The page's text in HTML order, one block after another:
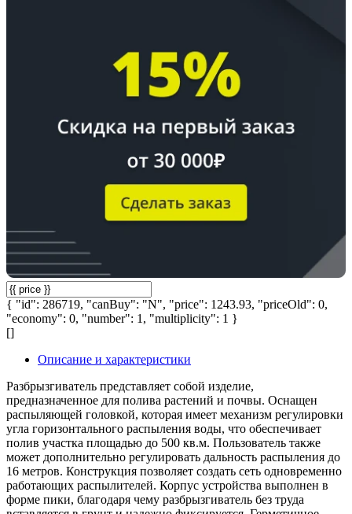
{ "id": 286719, "canBuy": "N", "price": 1243.93, "priceOld": 0,
"economy": 0, "number": 1, "multiplicity": 1 }
[]
Описание и характеристики
Разбрызгиватель представляет собой изделие,
предназначенное для полива растений и почвы. Оснащен
распыляющей головкой, которая имеет механизм регулировки
угла горизонтального распыления воды, что обеспечивает
полив участка площадью до 500 кв.м. Пользователь также
может дополнительно регулировать дальность распыления до
16 метров. Конструкция позволяет создать сеть одновременно
работающих распылителей. Корпус устройства выполнен в
форме пики, благодаря чему разбрызгиватель без труда